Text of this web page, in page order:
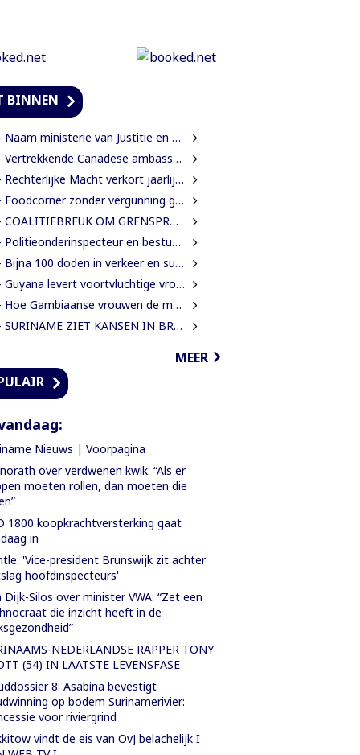
BINNEN
ministerie van Justitie en Politie verandert naar Justitie en Veiligheid
Canadese ambassadeur wil grotere rol voor Canada in Suriname
Macht verkort jaarlijkse zittingsvrije periode naar één maand
zonder vergunning gesloten tijdens derde dag integrale controles
OM GRENSPROTOCOL ONWAARSCHIJNLIJK
en bestuurder gewond nadat auto over de kop slaat
100 doden in verkeer en suïcide voor 2026 is veel te veel’, zegt Lau
levert voortvluchtige vrouwelijke verdachte in mensenhandel uit aan Suriname
Gambiaanse vrouwen de mangroves herstellen die Banjul beschermen
ZIET KANSEN IN BRAZILIAANSE RADARTECHNOLOGIE VOOR GRENSBEWAKING EN VEILIGHEID
MEER
Nieuws | Voorpagina
over verdwenen kwik: “Als er
moeten rollen, dan moeten die
1800 koopkrachtversterking gaat
in
'Vice-president Brunswijk zit achter
hoofdinspecteurs'
Dijk-Silos over minister VWA: “Zet een
die inzicht heeft in de
NEDERLANDSE RAPPER TONY
(54) IN LAATSTE LEVENSFASE
8: Asabina bevestigt
op bodem Surinamerivier:
voor riviergrind
vindt de eis van OvJ belachelijk I